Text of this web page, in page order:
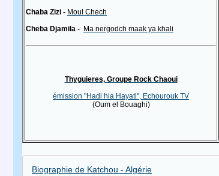
Chaba Zizi - Moul Chech
Cheba Djamila - Ma nergodch maak ya khali
Thyguieres, Groupe Rock Chaoui
émission "Hadi hia Hayati", Echourouk TV
(Oum el Bouaghi)
Biographie de Katchou - Algérie